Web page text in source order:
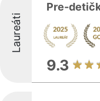
Laureáti
Pre-
9.3